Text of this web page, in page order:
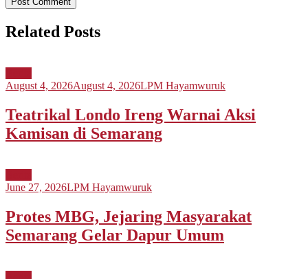
Related Posts
August 4, 2026August 4, 2026LPM Hayamwuruk
Teatrikal Londo Ireng Warnai Aksi
Kamisan di Semarang
June 27, 2026LPM Hayamwuruk
Protes MBG, Jejaring Masyarakat
Semarang Gelar Dapur Umum